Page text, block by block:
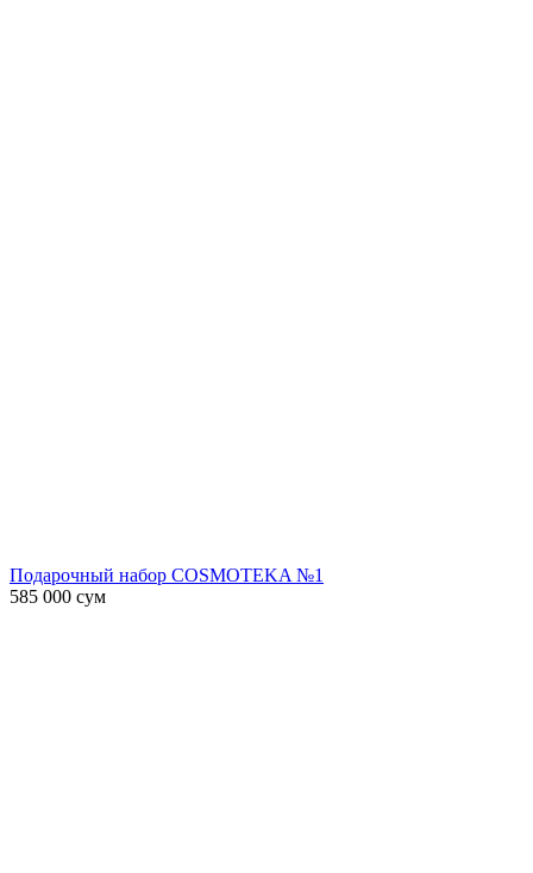
Подарочный набор COSMOTEKA №1
585 000 сум